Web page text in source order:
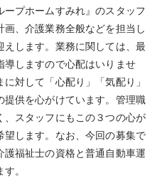
プホームすみれ』のスタッフ
、介護業務全般などを担当し
します。業務に関しては、最
しますので心配はいりませ
対して「心配り」「気配り」
提供を心がけています。管理職
、スタッフにもこの３つの心が
します。なお、今回の募集で
福祉士の資格と普通自動車運
。